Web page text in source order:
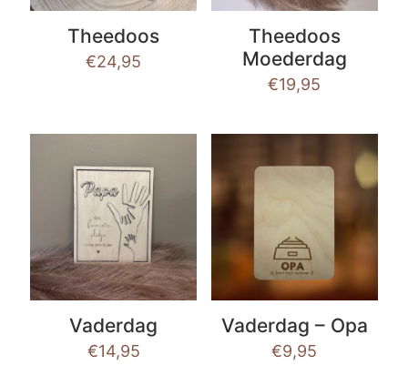
Theedoos
€24,95
Theedoos
Moederdag
€19,95
Vaderdag
€14,95
Vaderdag – Opa
€9,95